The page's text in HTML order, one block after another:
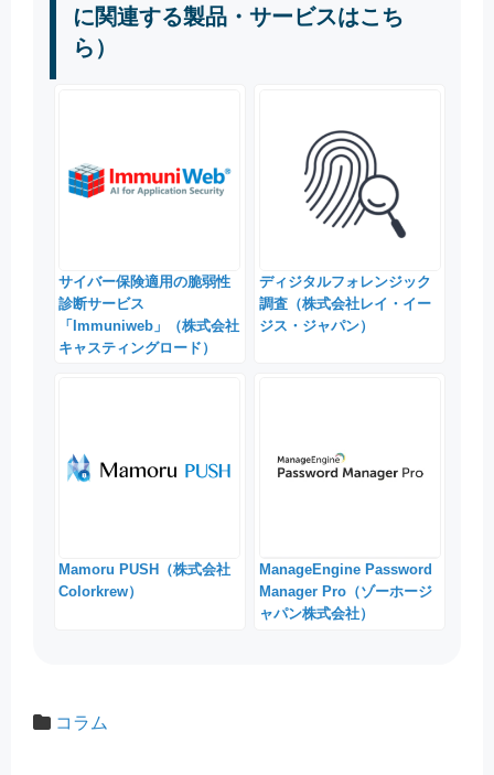
に関連する製品・サービスはこち
ら）
サイバー保険適用の脆弱性
診断サービス
「Immuniweb」（株式会社
キャスティングロード）
ディジタルフォレンジック
調査（株式会社レイ・イー
ジス・ジャパン）
Mamoru PUSH（株式会社
Colorkrew）
ManageEngine Password
Manager Pro（ゾーホージ
ャパン株式会社）
コラム